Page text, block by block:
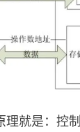
理就是：控